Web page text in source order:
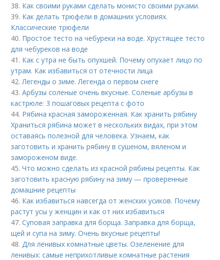
38. Как своими руками сделать монисто своими руками.
39. Как делать трюфели в домашних условиях.
Классические трюфели
40. Простое тесто на чебуреки на воде. Хрустящее тесто
для чебуреков на воде
41. Как с утра не быть опухшей. Почему опухает лицо по
утрам. Как избавиться от отечности лица
42.Легенды о зиме. Легенда о первом снеге
43.Арбузы соленые очень вкусные. Соленые арбузы в
кастрюле: 3 пошаговых рецепта с фото
44. Рябина красная замороженная. Как хранить рябину
Храниться рябина может в нескольких видах, при этом
оставаясь полезной для человека. Узнаем, как
заготовить и хранить рябину в сушеном, вяленом и
замороженом виде.
45.Что можно сделать из красной рябины рецепты. Как
заготовить красную рябину на зиму — проверенные
домашние рецепты
46. Как избавиться навсегда от женских усиков. Почему
растут усы у женщин и как от них избавиться
47.Суповая заправка для борща. Заправка для борща,
щей и супа на зиму. Очень вкусные рецепты!
48.Для ленивых комнатные цветы. Озеленение для
ленивых: самые неприхотливые комнатные растения